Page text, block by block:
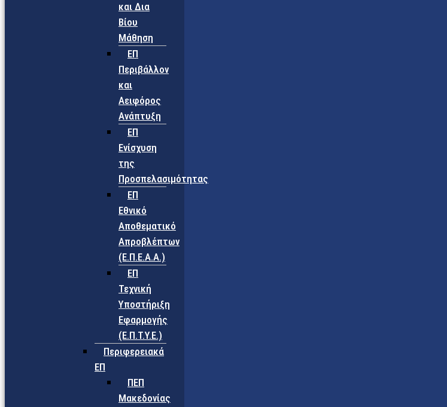
και Δια
Βίου
Μάθηση
ΕΠ
Περιβάλλον
και
Αειφόρος
Ανάπτυξη
ΕΠ
Ενίσχυση
της
Προσπελασιμότητας
ΕΠ
Εθνικό
Αποθεματικό
Απροβλέπτων
(Ε.Π.Ε.Α.Α.)
ΕΠ
Τεχνική
Υποστήριξη
Εφαρμογής
(Ε.Π.Τ.Υ.Ε.)
Περιφερειακά
ΕΠ
ΠΕΠ
Μακεδονίας